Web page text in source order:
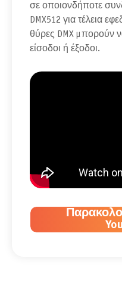
σε οποιονδήποτε
DMX512 για τέλεια
θύρες DMX μπορούν
είσοδοι ή έξοδοι.